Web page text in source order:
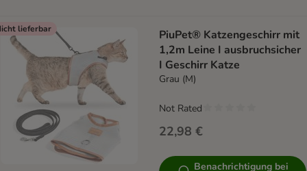
lieferbar
PiuPet® Katzengeschirr mit
1,2m Leine I ausbruchsicher
I Geschirr Katze
Grau (M)
22,98 €
Not Rated
Benachrichtigung bei